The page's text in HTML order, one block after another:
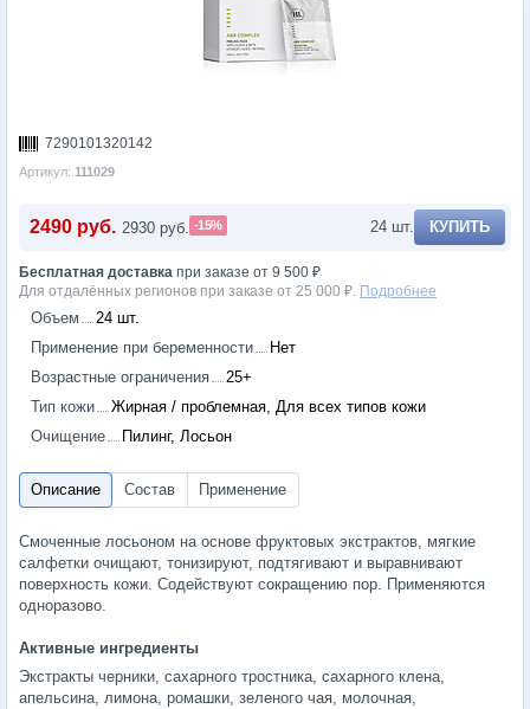
7290101320142
Артикул: 111029
2490 руб. 2930 руб. -15% 24 шт. КУПИТЬ
Бесплатная доставка при заказе от 9 500 ₽
Для отдалённых регионов при заказе от 25 000 ₽. Подробнее
Объем
24 шт.
Применение при беременности
Нет
Возрастные ограничения
25+
Тип кожи
Жирная / проблемная, Для всех типов кожи
Очищение
Пилинг, Лосьон
Смоченные лосьоном на основе фруктовых экстрактов, мягкие
салфетки очищают, тонизируют, подтягивают и выравнивают
поверхность кожи. Содействуют сокращению пор. Применяются
одноразово.
Активные ингредиенты
Экстракты черники, сахарного тростника, сахарного клена,
апельсина, лимона, ромашки, зеленого чая, молочная,